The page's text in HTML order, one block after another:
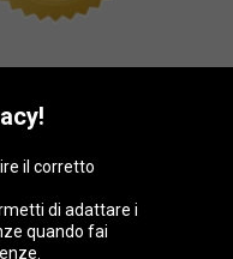
il corretto
di adattare i
quando fai